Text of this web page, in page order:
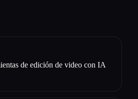
de edición de video con IA